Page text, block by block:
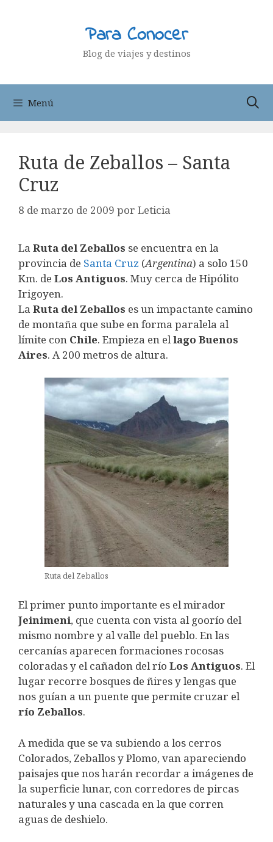
Para Conocer
Blog de viajes y destinos
Menú
Ruta de Zeballos – Santa
Cruz
8 de marzo de 2009 por Leticia
La Ruta del Zeballos se encuentra en la
provincia de Santa Cruz (Argentina) a solo 150
Km. de Los Antiguos. Muy cerca de Hipólito
Irigoyen.
La Ruta del Zeballos es un impactante camino
de montaña que sube en forma paralela al
límite con Chile. Empieza en el lago Buenos
Aires. A 200 metros de altura.
Ruta del Zeballos
El primer punto importante es el mirador
Jeinimeni, que cuenta con vista al goorío del
mismo nombre y al valle del pueblo. En las
cercanías aparecen formaciones rocosas
coloradas y el cañadon del río Los Antiguos. El
lugar recorre bosques de ñires y lengas que
nos guían a un puente que permite cruzar el
río Zeballos.
A medida que se va subiendo a los cerros
Colorados, Zeballos y Plomo, van apareciendo
paisajes que nos harán recordar a imágenes de
la superficie lunar, con corredores de pircas
naturales y una cascada en la que corren
aguas de deshielo.